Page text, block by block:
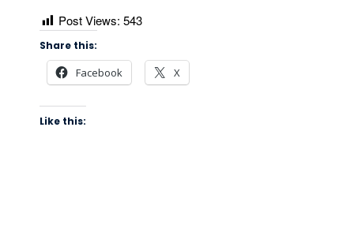
Post Views: 543
Share this:
Facebook X
Like this: